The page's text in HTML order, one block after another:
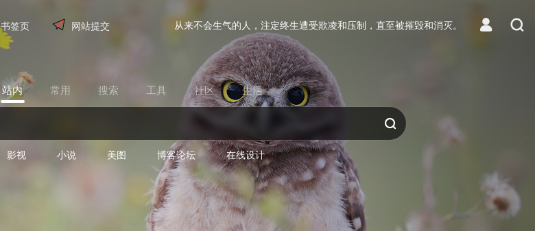
书签页 网站提交 从来不会生气的人，注定终生遭受欺凌和压制，直至被摧毁和消灭。
站内 常用 搜索 工具 社区 生活
影视 小说 美图 博客论坛 在线设计